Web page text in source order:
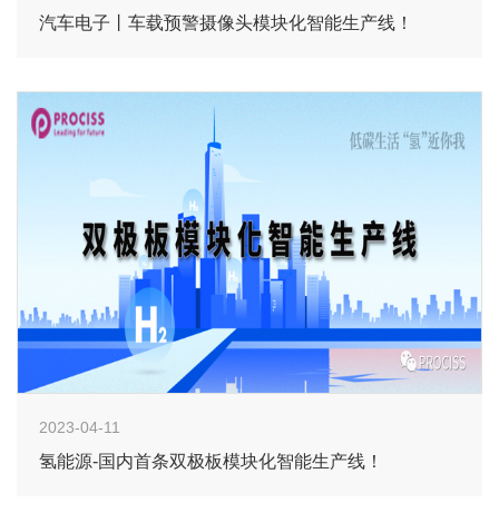
汽车电子丨车载预警摄像头模块化智能生产线！
2023-04-11
氢能源-国内首条双极板模块化智能生产线！